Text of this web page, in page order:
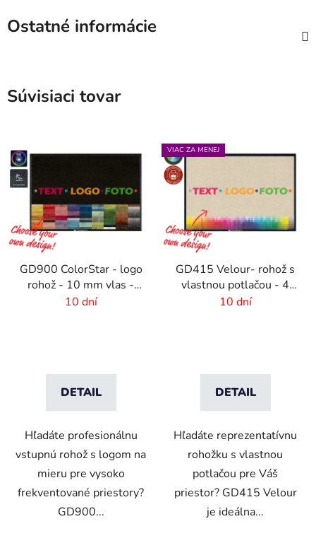
Ostatné informácie
Súvisiaci tovar
GD900 ColorStar - logo
rohož - 10 mm vlas -
rozmer na mieru
10 dní
DETAIL
Hľadáte profesionálnu
vstupnú rohož s logom na
mieru pre vysoko
frekventované priestory?
GD900...
VIAC ZA MENEJ
GD415 Velour- rohož s
vlastnou potlačou - 4
mm vlas
10 dní
DETAIL
Hľadáte reprezentatívnu
rohožku s vlastnou
potlačou pre Váš
priestor? GD415 Velour
je ideálna...